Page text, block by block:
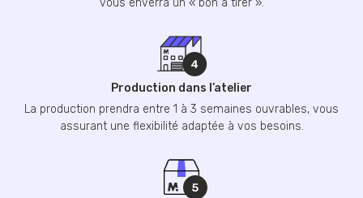
vous enverra un « bon à tirer ».
Production dans l’atelier
La production prendra entre 1 à 3 semaines ouvrables, vous
assurant une flexibilité adaptée à vos besoins.